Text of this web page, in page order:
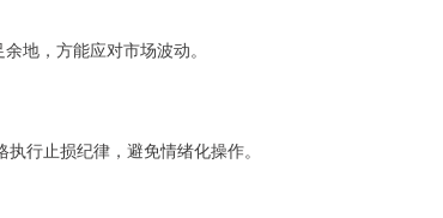
地，方能应对市场波动。
行止损纪律，避免情绪化操作。